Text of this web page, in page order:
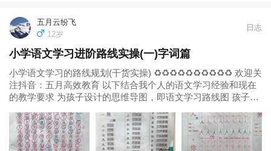
五月云纷飞
12岁
日志
小学语文学习进阶路线实操(一)字词篇
小学语文学习的路线规划(干货实操) ♻️♻️♻️♻️♻️♻️♻️♻️♻️♻️ 欢迎关
注抖音：五月高效教育 以下结合我个人的语文学习经验和现在
的教学要求 为孩子设计的思维导图，即语文学习路线图 孩子按